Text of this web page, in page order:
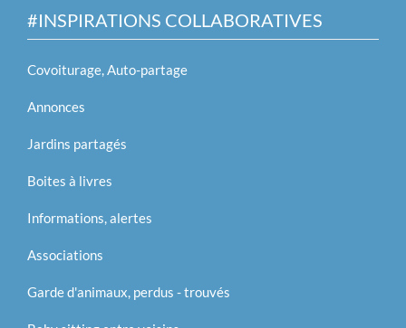
#INSPIRATIONS COLLABORATIVES
Covoiturage, Auto-partage
Annonces
Jardins partagés
Boites à livres
Informations, alertes
Associations
Garde d'animaux, perdus - trouvés